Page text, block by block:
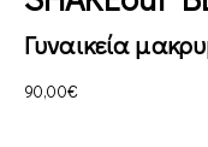
Γυναικεία
90,00€